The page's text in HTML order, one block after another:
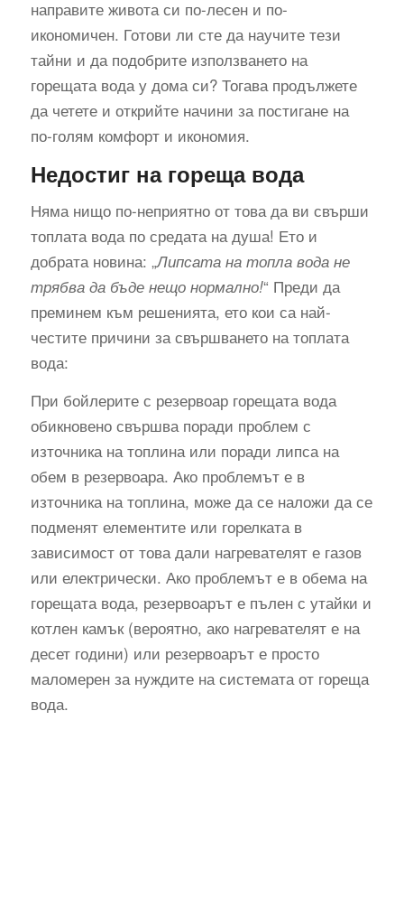
направите живота си по-лесен и по-
икономичен. Готови ли сте да научите тези
тайни и да подобрите използването на
горещата вода у дома си? Тогава продължете
да четете и открийте начини за постигане на
по-голям комфорт и икономия.
Недостиг на гореща вода
Няма нищо по-неприятно от това да ви свърши
топлата вода по средата на душа! Ето и
добрата новина: „Липсата на топла вода не
трябва да бъде нещо нормално!“ Преди да
преминем към решенията, ето кои са най-
честите причини за свършването на топлата
вода:
При бойлерите с резервоар горещата вода
обикновено свършва поради проблем с
източника на топлина или поради липса на
обем в резервоара. Ако проблемът е в
източника на топлина, може да се наложи да се
подменят елементите или горелката в
зависимост от това дали нагревателят е газов
или електрически. Ако проблемът е в обема на
горещата вода, резервоарът е пълен с утайки и
котлен камък (вероятно, ако нагревателят е на
десет години) или резервоарът е просто
маломерен за нуждите на системата от гореща
вода.